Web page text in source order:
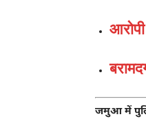
जमुआ में